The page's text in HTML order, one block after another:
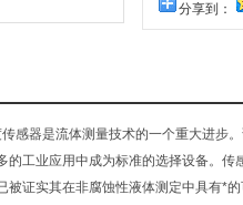
分享到：
器是流体测量技术的一个重大进步
的工业应用中成为标准的选择设备。
被证实其在非腐蚀性液体测定中具有*